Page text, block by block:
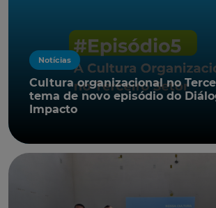
Notícias
Cultura organizacional no
tema de novo episódio do
Impacto